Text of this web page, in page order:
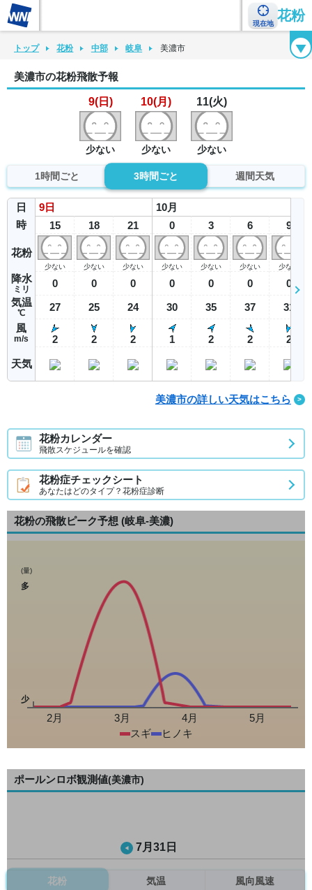
現在地
花粉
花粉カレンダー 花粉図鑑 花粉症チェックシート 花粉症ハンドブック
トップ 花粉 中部 岐阜 美濃市
美濃市の花粉飛散予報
9(日)
少ない
10(月)
少ない
11(火)
少ない
1時間ごと 3時間ごと 週間天気
日
時
花粉
降水
ミリ
気温
℃
風
m/s
天気
9 日
15
少ない
0
27
2
18
少ない
0
25
2
21
少ない
0
24
2
10月
0
少ない
0
30
1
3
少ない
0
35
2
6
少ない
0
37
2
9
少ない
0
31
2
美濃市の詳しい天気はこちら
花粉カレンダー
飛散スケジュールを確認
花粉症チェックシート
あなたはどのタイプ？花粉症診断
花粉の飛散ピーク予想 (岐阜-美濃)
(量)
多
少
2月 3月 4月
5月
スギ
ヒノキ
ポールンロボ観測値(美濃市)
7月31日
花粉 気温 風向風速